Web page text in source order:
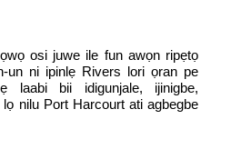
osi juwe ile fun awọn ripẹtọ
un ni ipinlẹ Rivers lori ọran pe
laabi bii idigunjale, ijinigbe,
nilu Port Harcourt ati agbegbe